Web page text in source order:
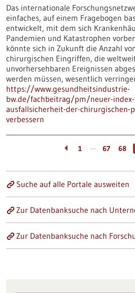
Das internationale
einfaches, auf einem Fragebogen
entwickelt, mit dem sich
Pandemien und Katastrophen
könnte sich in Zukunft die Anzahl
chirurgischen Eingriffen, die
unvorhersehbaren Ereignissen
werden müssen, wesentlich
https://www.gesundheitsindustrie-
bw.de/fachbeitrag/pm/neuer-
ausfallsicherheit-der-chirurgischen-
verbessern
1 … 67 68
Suche auf alle Portale ausweiten
Zur Datenbanksuche nach
Zur Datenbanksuche nach